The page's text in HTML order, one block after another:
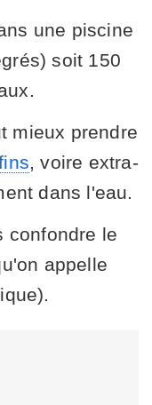
une piscine
soit 150
mieux prendre
, voire extra-
dans l'eau.
confondre le
appelle